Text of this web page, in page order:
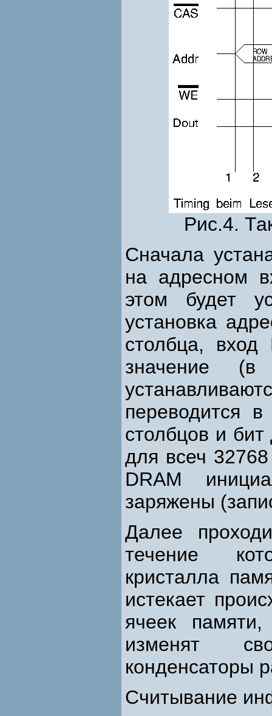
Рис.4.
Сначала
на адресном
этом будет
установка
столбца, вход
значение
переводится
столбцов и
для всеч
DRAM
заряжены
Далее
течение
кристалла
истекает
ячеек
изменят
конденсаторы
Считывание